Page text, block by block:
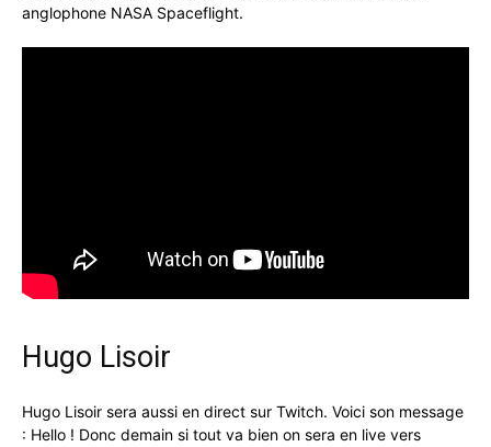
anglophone NASA Spaceflight.
Hugo Lisoir
Hugo Lisoir sera aussi en direct sur Twitch. Voici son message
: Hello ! Donc demain si tout va bien on sera en live vers